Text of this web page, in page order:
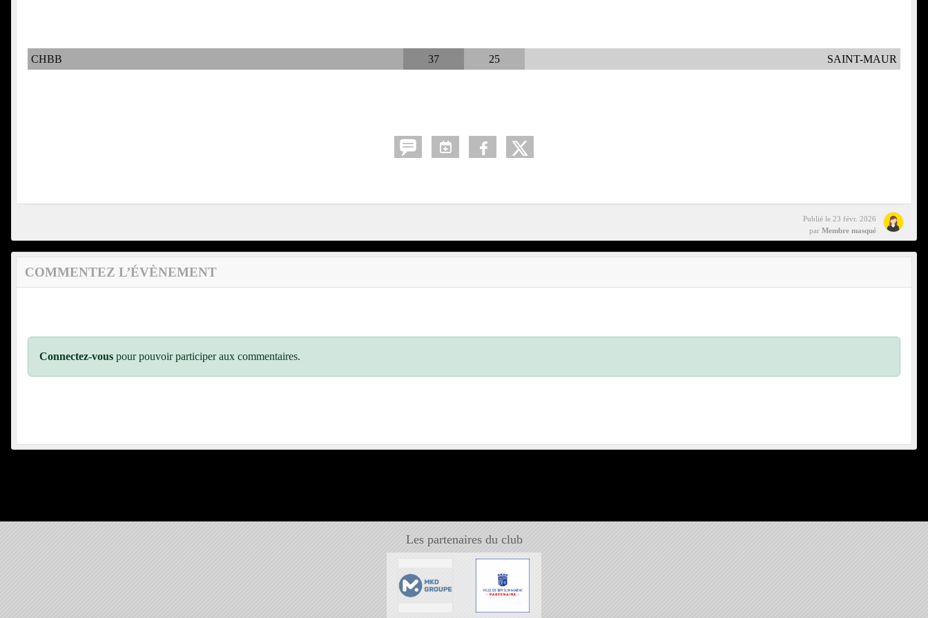
CHBB 37 25 SAINT-MAUR
Publié le 23 févr. 2026
par Membre masqué
COMMENTEZ L’ÉVÈNEMENT
Connectez-vous pour pouvoir participer aux commentaires.
Les partenaires du club